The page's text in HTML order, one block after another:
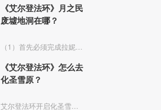
《艾尔登法环》月之民
废墟地洞在哪？
《艾尔登法环》怎么去
化圣雪原？